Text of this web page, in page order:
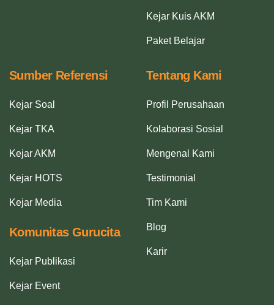
Kejar Kuis AKM
Paket Belajar
Sumber Referensi
Kejar Soal
Kejar TKA
Kejar AKM
Kejar HOTS
Kejar Media
Komunitas Gurucita
Kejar Publikasi
Kejar Event
Tentang Kami
Profil Perusahaan
Kolaborasi Sosial
Mengenal Kami
Testimonial
Tim Kami
Blog
Karir